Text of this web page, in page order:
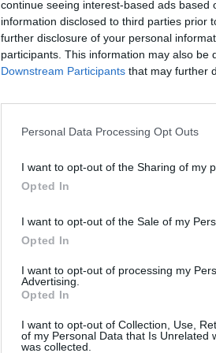
continue seeing interest-based ads
information disclosed to third parties prior
further disclosure of your personal
participants. This information may also be
Downstream Participants that may further
Personal Data Processing Opt Outs
I want to opt-out of the Sharing of my
Opted In
I want to opt-out of the Sale of my
Opted In
I want to opt-out of processing my
Advertising.
Opted In
I want to opt-out of Collection, Use,
of my Personal Data that Is Unrelated
was collected.
Rudy
Trump,
americana